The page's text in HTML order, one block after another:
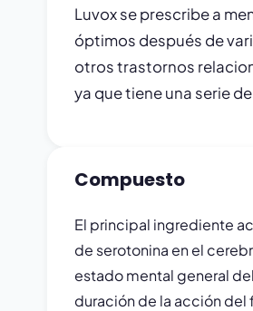
Luvox se prescribe a
óptimos después de
otros trastornos
ya que tiene una serie
Compuesto
El principal ingrediente
de serotonina en el
estado mental general
duración de la acción del